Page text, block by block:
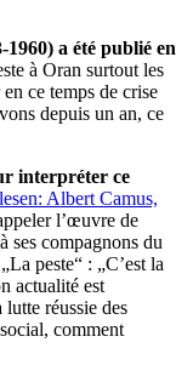
a été publié en
à Oran surtout les
ce temps de crise
depuis un an, ce
interpréter ce
Albert Camus,
l’œuvre de
ses compagnons du
peste“ : „C’est la
actualité est
réussie des
comment